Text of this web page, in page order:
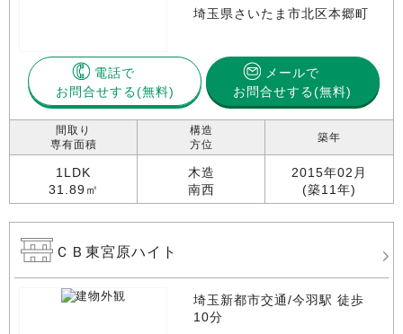
埼玉県さいたま市北区本郷町
電話で
お問合せする
メールで
お問合せする(無料)
間取り
専有面積
1LDK
31.89㎡
構造
方位
木造
南西
築年
2015年02月
(築11年)
ＣＢ東宮原ハイト
埼玉新都市交通/今羽駅 徒歩
10分